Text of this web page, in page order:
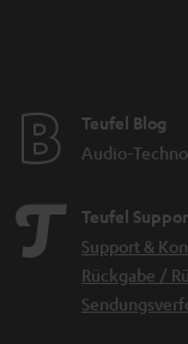
maximalen 104 dB ein
Cinebar One und
Soundbar Vergleich
Heimkino
WLAN Soundbar
Soundbar mit
Teufel Blog
Audio-
Teufel
Support &
Rückgabe /